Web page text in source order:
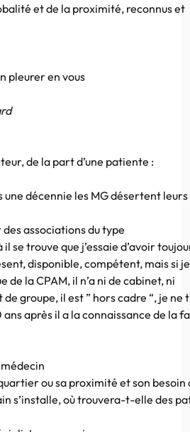
et de la proximité, reconnus et
pleurer en vous
de la part d’une patiente :
décennie les MG désertent leurs
associations du type
se trouve que j’essaie d’avoir
disponible, compétent, mais si je
de la CPAM, il n’a ni de cabinet, ni
de groupe, il est ” hors cadre “, je ne
ans après il a la connaissance de la
médecin
ou sa proximité et son besoin
s’installe, où trouvera-t-elle des